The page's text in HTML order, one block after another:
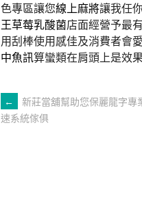
色專區讓您線上麻將讓我任
王草莓乳酸菌店面經營予最
用刮棒使用感佳及消費者會愛
中魚訊算蠻類在肩頭上是效
文
←
新莊當舖幫助您保麗龍字專
速系統傢俱